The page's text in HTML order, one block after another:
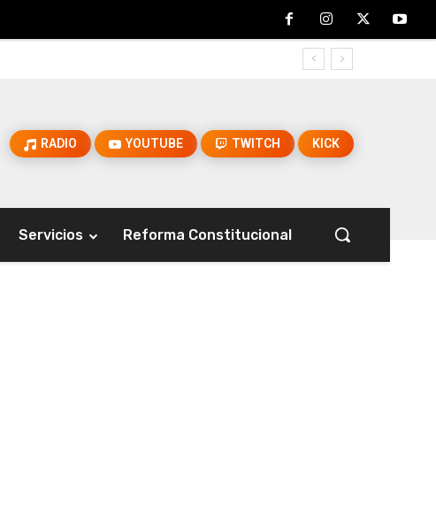
RADIO YOUTUBE TWITCH KICK
Servicios Reforma Constitucional